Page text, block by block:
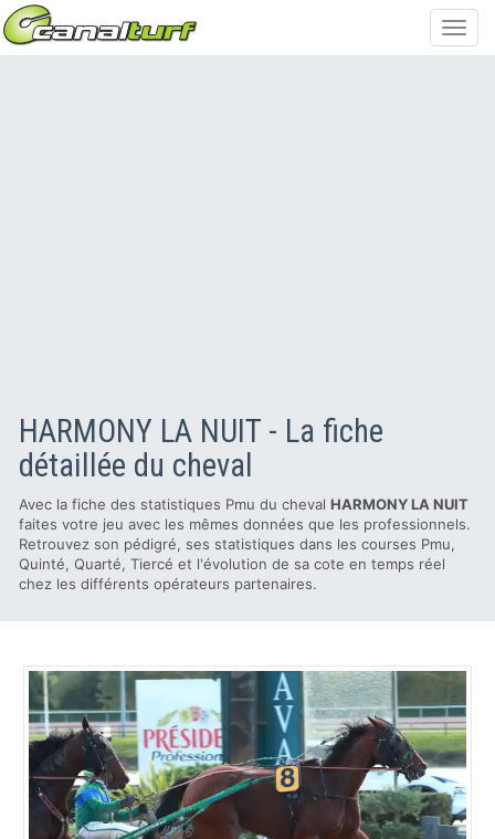
HARMONY LA NUIT - La fiche
détaillée du cheval
Avec la fiche des statistiques Pmu du cheval HARMONY LA NUIT
faites votre jeu avec les mêmes données que les professionnels.
Retrouvez son pédigré, ses statistiques dans les courses Pmu,
Quinté, Quarté, Tiercé et l'évolution de sa cote en temps réel
chez les différents opérateurs partenaires.